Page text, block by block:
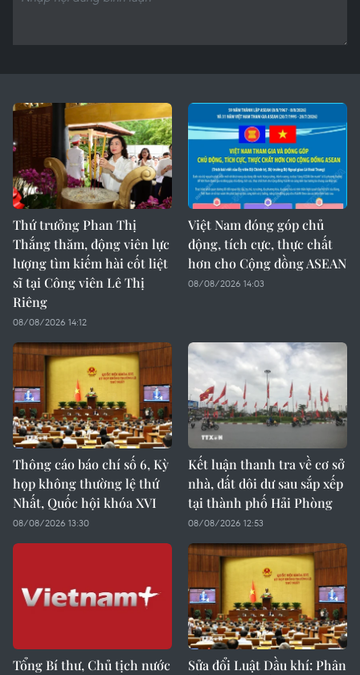
Thứ trưởng Phan Thị
Thắng thăm, động viên lực
lượng tìm kiếm hài cốt liệt
sĩ tại Công viên Lê Thị
Riêng
08/08/2026 14:12
Việt Nam đóng góp chủ
động, tích cực, thực chất
hơn cho Cộng đồng ASEAN
08/08/2026 14:03
Thông cáo báo chí số 6, Kỳ
họp không thường lệ thứ
Nhất, Quốc hội khóa XVI
08/08/2026 13:30
Kết luận thanh tra về cơ sở
nhà, đất dôi dư sau sắp xếp
tại thành phố Hải Phòng
08/08/2026 12:53
Tổng Bí thư, Chủ tịch nước
Sửa đổi Luật Dầu khí: Phân